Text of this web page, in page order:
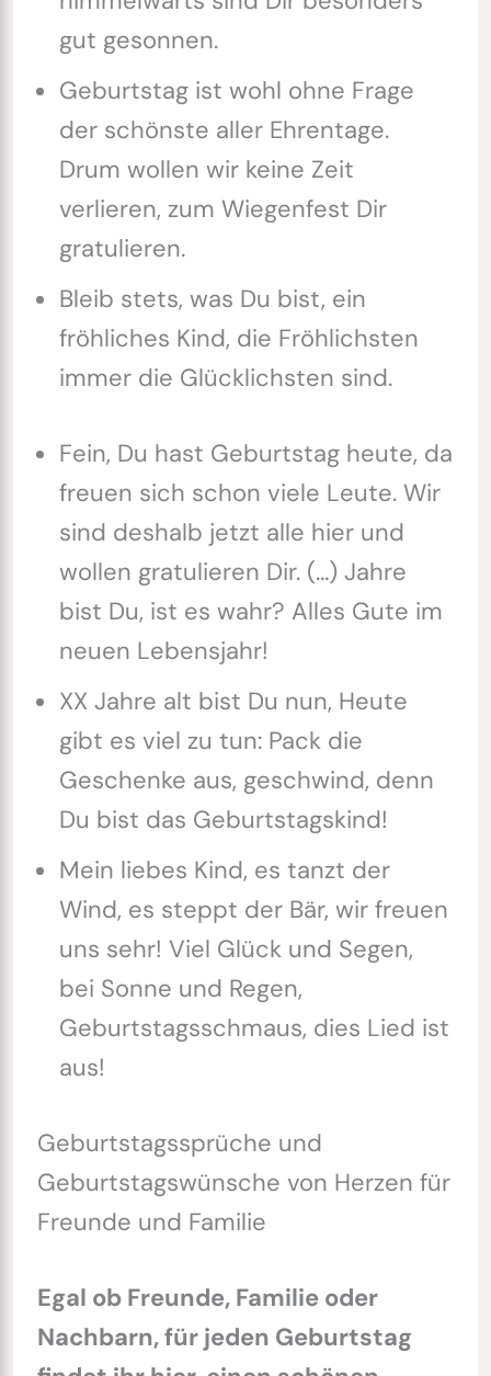
gut gesonnen.
Geburtstag ist wohl ohne Frage
der schönste aller Ehrentage.
Drum wollen wir keine Zeit
verlieren, zum Wiegenfest Dir
gratulieren.
Bleib stets, was Du bist, ein
fröhliches Kind, die Fröhlichsten
immer die Glücklichsten sind.
Fein, Du hast Geburtstag heute, da
freuen sich schon viele Leute. Wir
sind deshalb jetzt alle hier und
wollen gratulieren Dir. (…) Jahre
bist Du, ist es wahr? Alles Gute im
neuen Lebensjahr!
XX Jahre alt bist Du nun, Heute
gibt es viel zu tun: Pack die
Geschenke aus, geschwind, denn
Du bist das Geburtstagskind!
Mein liebes Kind, es tanzt der
Wind, es steppt der Bär, wir freuen
uns sehr! Viel Glück und Segen,
bei Sonne und Regen,
Geburtstagsschmaus, dies Lied ist
aus!
Geburtstagssprüche und
Geburtstagswünsche von Herzen für
Freunde und Familie
Egal ob Freunde, Familie oder
Nachbarn, für jeden Geburtstag